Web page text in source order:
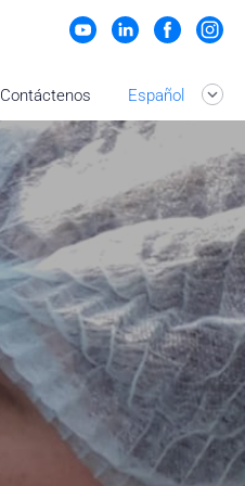
Contáctenos Español